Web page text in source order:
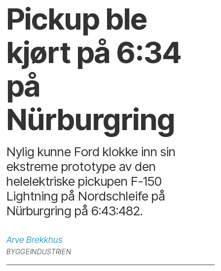
Pickup ble
kjørt på 6:34
på
Nürburgring
Nylig kunne Ford klokke inn sin
ekstreme prototype av den
helelektriske pickupen F-150
Lightning på Nordschleife på
Nürburgring på 6:43:482.
Arve Brekkhus
BYGGEINDUSTRIEN